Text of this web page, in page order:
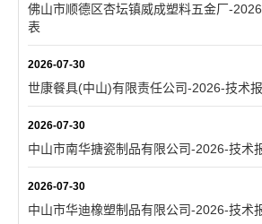
佛山市顺德区杏坛镇威成塑料五金厂-
表
2026-07-30
世康餐具(中山)有限责任公司-2026-技术
2026-07-30
中山市南华搪瓷制品有限公司-2026-技术
2026-07-30
中山市华迪橡塑制品有限公司-2026-技术